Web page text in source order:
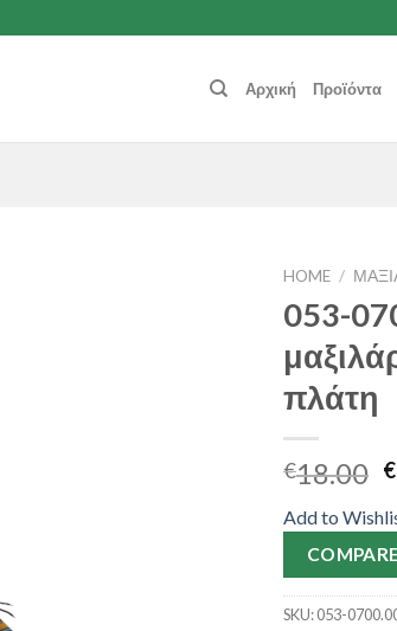
Αρχική Προϊόντα
HOME /
053-
πλάτη
€18.00 €
Add to
COMPARE
SKU:053-